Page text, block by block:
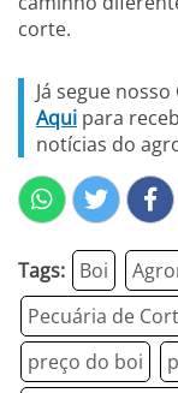
corte.
Já segue
Aqui para
notícias do
Tags: Boi
Pecuária de
preço do boi